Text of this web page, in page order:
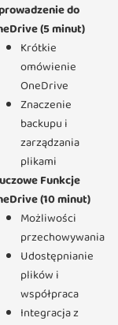
do
(5 minut)
Krótkie
omówienie
OneDrive
Znaczenie
backupu i
zarządzania
plikami
Funkcje
(10 minut)
Możliwości
przechowywania
Udostępnianie
plików i
współpraca
Integracja z